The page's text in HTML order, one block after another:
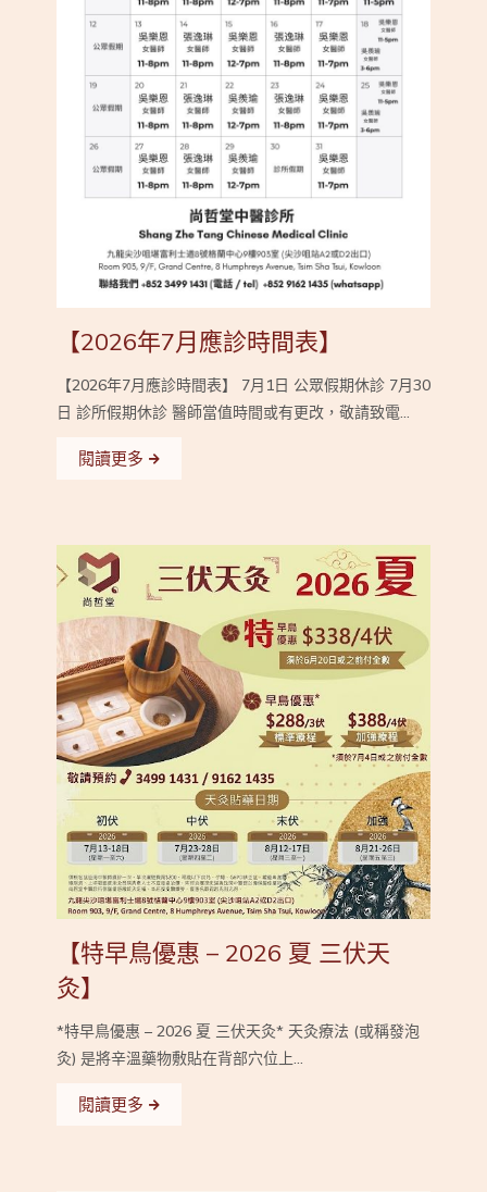
【2026年7月應診時間表】
【2026年7月應診時間表】 7月1日 公眾假期休診 7月30
日 診所假期休診 醫師當值時間或有更改，敬請致電...
閱讀更多
【特早鳥優惠 – 2026 夏 三伏天
灸】
*特早鳥優惠 – 2026 夏 三伏天灸* 天灸療法 (或稱發泡
灸) 是將辛溫藥物敷貼在背部穴位上...
閱讀更多